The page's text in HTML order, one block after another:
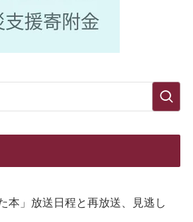
本」放送日程と再放送、見逃し